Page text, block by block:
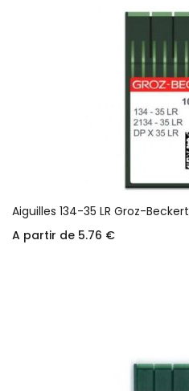
Aiguilles 134-35 LR Groz-Beckert
A partir de 5.76 €